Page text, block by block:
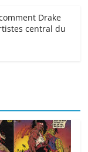
Drake
central du